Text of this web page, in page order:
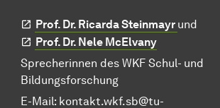
Prof. Dr. Ricarda Steinmayr und
Prof. Dr. Nele McElvany
Sprecherinnen des WKF Schul- und
Bildungsforschung
E-Mail: kontakt.wkf.sb@tu-